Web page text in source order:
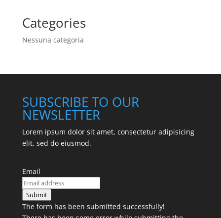
Categories
Nessuna categoria
SUBSCRIBE TO OUR
NEWSLETTER
Lorem ipsum dolor sit amet, consectetur adipisicing
elit, sed do eiusmod.
Email
Submit
The form has been submitted successfully!